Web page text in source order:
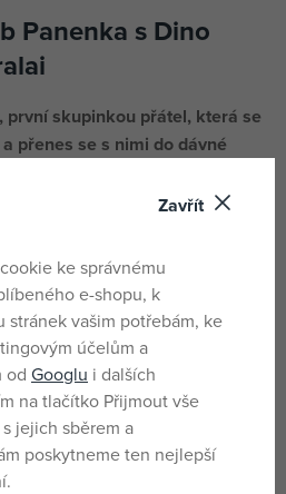
Panenka s Dino
první skupinkou přátel, která se
přenes se s nimi do dávné
těmito pravěkými postavičkami
tebe čekají módní panenky s
do oblečků v neonových
můžeš postavit nebo posadit do
ani divocí mazlíčci a celá řada
Zavřít
ke správnému
e-shopu, k
stránek vašim potřebám, ke
účelům a
od Googlu i dalších
na tlačítko Přijmout vše
jejich sběrem a
poskytneme ten nejlepší